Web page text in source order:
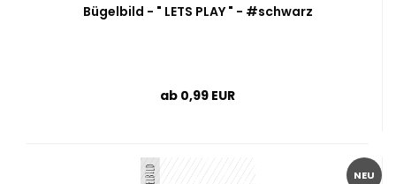
Bügelbild - " LETS PLAY " - #schwarz
ab 0,99 EUR
NEU